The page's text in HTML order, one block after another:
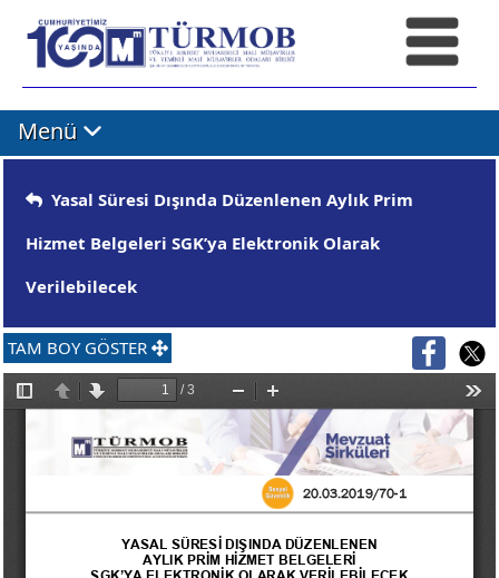
Menü
Yasal Süresi Dışında Düzenlenen Aylık Prim
Hizmet Belgeleri SGK’ya Elektronik Olarak
Verilebilecek
TAM BOY GÖSTER